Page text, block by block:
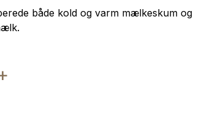
både kold og varm mælkeskum og